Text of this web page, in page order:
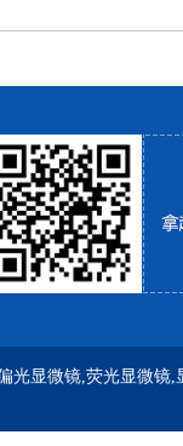
光显微镜,荧光显微镜,